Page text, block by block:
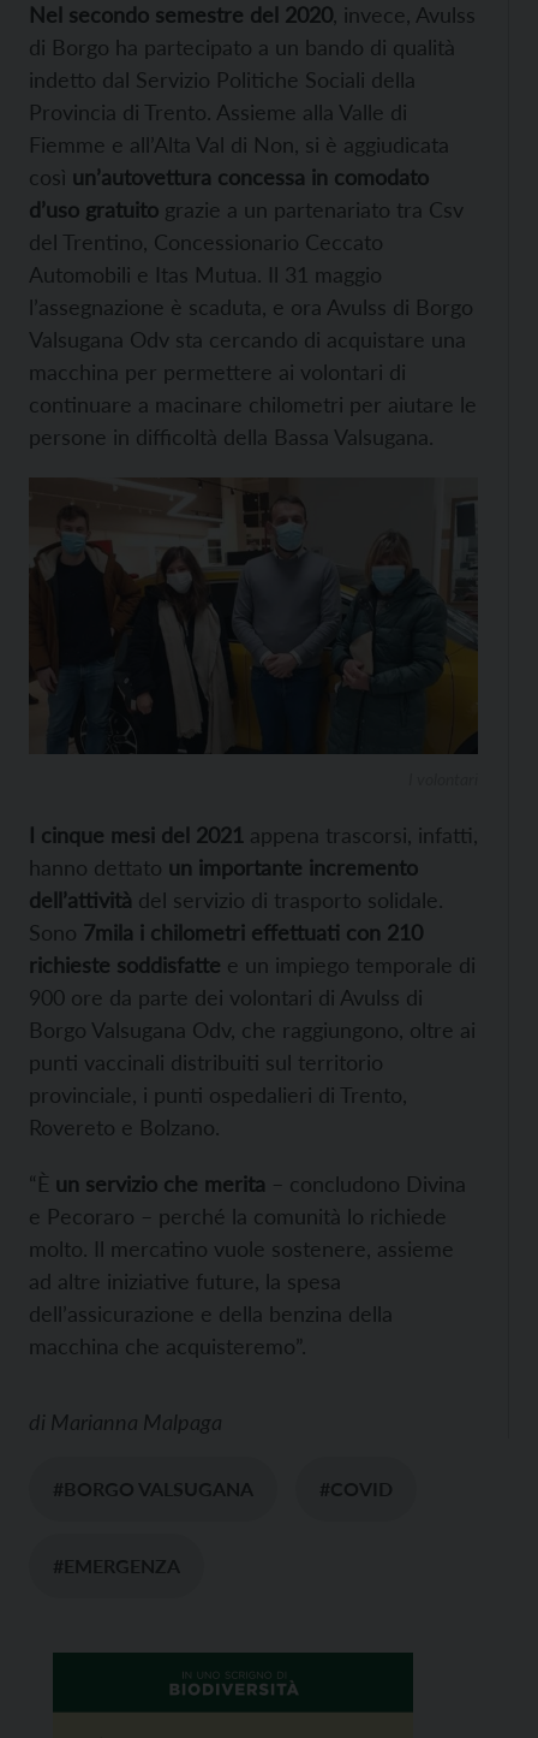
Nel secondo semestre del 2020 , invece, Avulss
di Borgo ha partecipato a un bando di qualità
indetto dal Servizio Politiche Sociali della
Provincia di Trento. Assieme alla Valle di
Fiemme e all’Alta Val di Non, si è aggiudicata
così un’autovettura concessa in comodato
d’uso gratuito grazie a un partenariato tra Csv
del Trentino, Concessionario Ceccato
Automobili e Itas Mutua. Il 31 maggio
l’assegnazione è scaduta, e ora Avulss di Borgo
Valsugana Odv sta cercando di acquistare una
macchina per permettere ai volontari di
continuare a macinare chilometri per aiutare le
persone in difficoltà della Bassa Valsugana.
I cinque mesi del 2021 appena trascorsi, infatti,
hanno dettato un importante incremento
dell’attività del servizio di trasporto solidale.
Sono 7mila i chilometri effettuati con 210
richieste soddisfatte e un impiego temporale di
900 ore da parte dei volontari di Avulss di
Borgo Valsugana Odv, che raggiungono, oltre ai
punti vaccinali distribuiti sul territorio
provinciale, i punti ospedalieri di Trento,
Rovereto e Bolzano.
“È un servizio che merita – concludono Divina
e Pecoraro – perché la comunità lo richiede
molto. Il mercatino vuole sostenere, assieme
ad altre iniziative future, la spesa
dell’assicurazione e della benzina della
macchina che acquisteremo”.
di Marianna Malpaga
#BORGO VALSUGANA #COVID
#EMERGENZA